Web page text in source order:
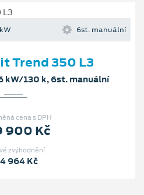
6st. manuální
Trend 350 L3
kW/130 k, 6st. manuální
cena s DPH
900 Kč
zvýhodnění
964 Kč